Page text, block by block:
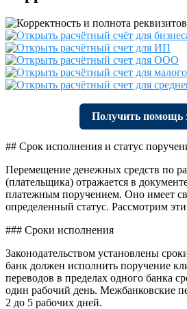
Получить помощь
## Срок исполнения и статус
Перемещение денежных средств по
(плательщика) отражается в
платежным поручением. Оно имеет
определенный статус. Рассмотрим
### Сроки исполнения
Законодательством установлены
банк должен исполнить поручение
переводов в пределах одного банка
один рабочий день. Межбанковские
2 до 5 рабочих дней.